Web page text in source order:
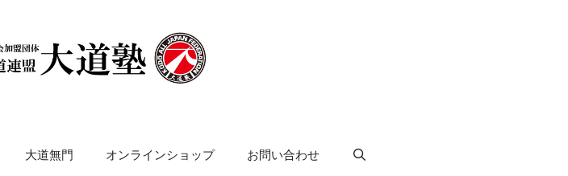
大道無門 オンラインショップ お問い合わせ